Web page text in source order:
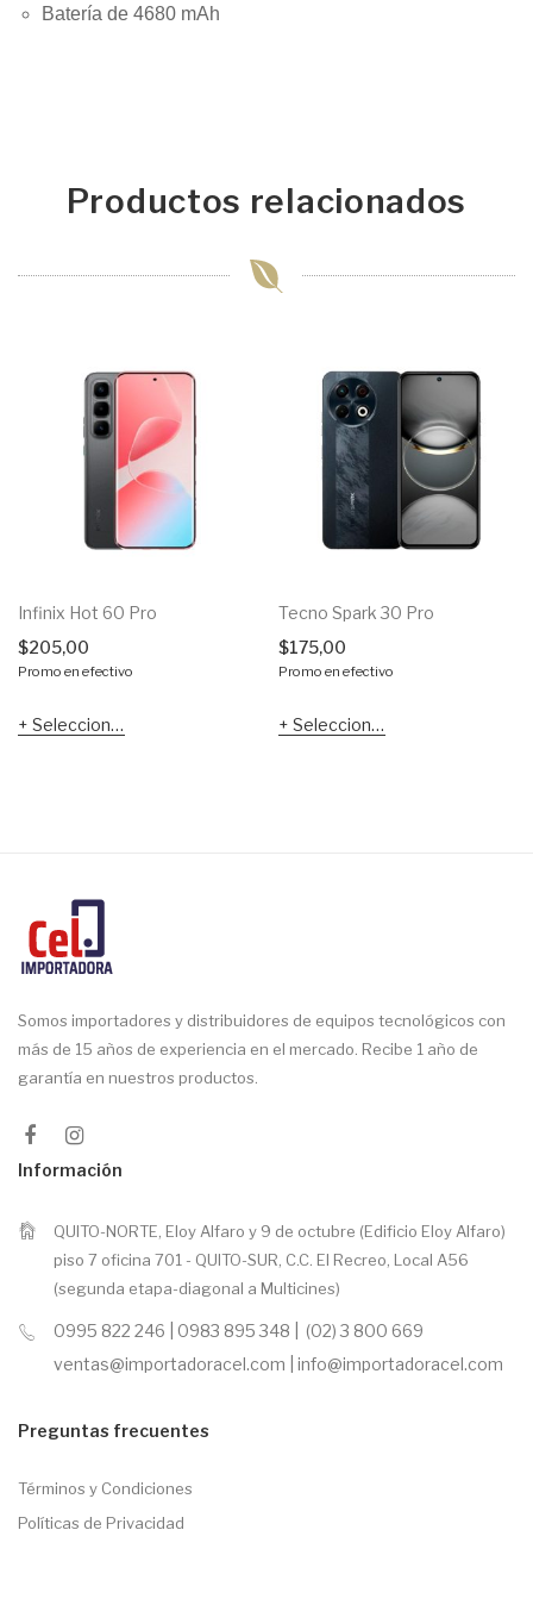
Batería de 4680 mAh
Productos relacionados
Infinix Hot 60 Pro
$205,00
Promo en efectivo
Seleccionar opciones
Tecno Spark 30 Pro
$175,00
Promo en efectivo
Seleccionar opciones
Somos importadores y distribuidores de equipos tecnológicos con
más de 15 años de experiencia en el mercado. Recibe 1 año de
garantía en nuestros productos.
Información
QUITO-NORTE, Eloy Alfaro y 9 de octubre (Edificio Eloy Alfaro)
piso 7 oficina 701 - QUITO-SUR, C.C. El Recreo, Local A56
(segunda etapa-diagonal a Multicines)
0995 822 246 | 0983 895 348 | (02) 3 800 669
ventas@importadoracel.com | info@importadoracel.com
Preguntas frecuentes
Términos y Condiciones
Políticas de Privacidad